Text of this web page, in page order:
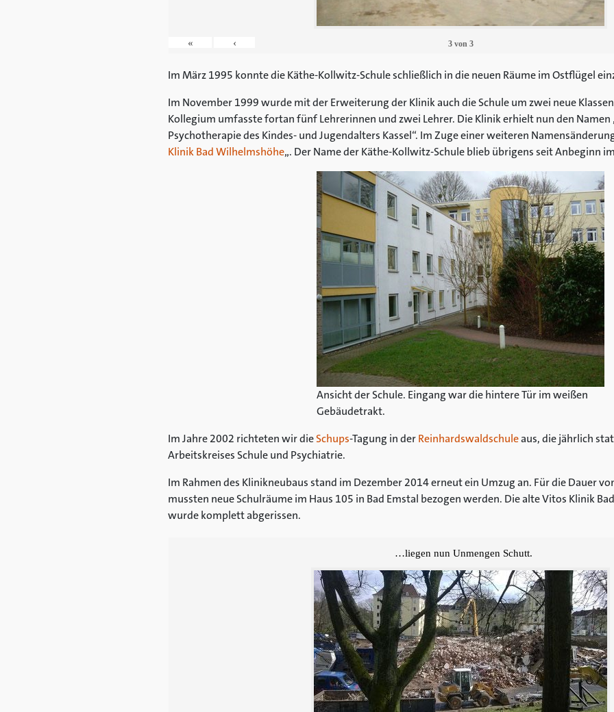
« ‹ 3von 3
Im März 1995 konnte die Käthe-Kollwitz-Schule schließlich in die neuen Räume im Ostflügel
Im November 1999 wurde mit der Erweiterung der Klinik auch die Schule um zwei neue
Kollegium umfasste fortan fünf Lehrerinnen und zwei Lehrer. Die Klinik erhielt nun den
Psychotherapie des Kindes- und Jugendalters Kassel“. Im Zuge einer weiteren
Klinik Bad Wilhelmshöhe„. Der Name der Käthe-Kollwitz-Schule blieb übrigens seit Anbeginn
Ansicht der Schule. Eingang war die hintere Tür im weißen
Gebäudetrakt.
Im Jahre 2002 richteten wir dieSchups-Tagung in derReinhardswaldschuleaus, die jährlich
Arbeitskreises Schule und Psychiatrie.
Im Rahmen des Klinikneubaus stand im Dezember 2014 erneut ein Umzug an. Für die Dauer
mussten neue Schulräume im Haus 105 in Bad Emstal bezogen werden. Die alte Vitos Klinik
wurde komplett abgerissen.
…liegen nun Unmengen Schutt.